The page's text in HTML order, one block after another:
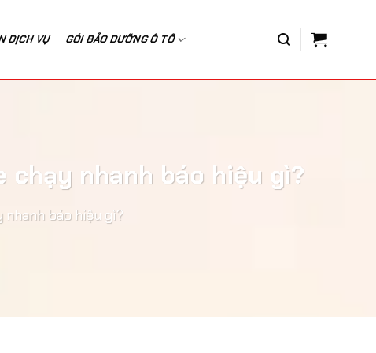
DỊCH VỤ GÓI BẢO DƯỠNG Ô TÔ
nhanh báo hiệu gì?
báo hiệu gì?